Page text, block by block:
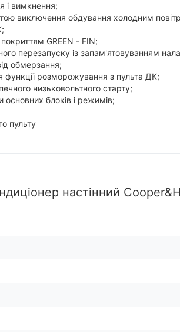
і вимкнення;
виключення обдування холодним
GREEN - FIN;
перезапуску із запам'ятовуванням
обмерзання;
розморожування з пульта ДК;
низьковольтного старту;
блоків і режимів;
пульту
настінний